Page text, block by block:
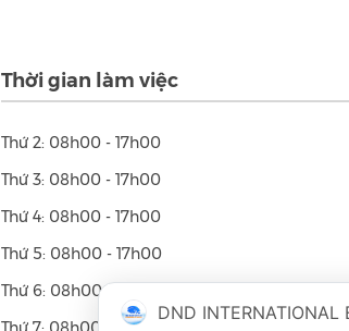
Thời gian làm việc
Thứ 2: 08h00 - 17h00
Thứ 3: 08h00 - 17h00
Thứ 4: 08h00 - 17h00
Thứ 5: 08h00 - 17h00
Thứ 6: 08h00 - 17h00